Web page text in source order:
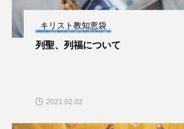
キリスト教知恵袋
列聖、列福について
2021.02.02